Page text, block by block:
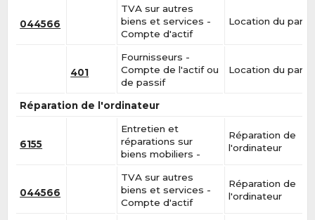
044566
TVA sur autres
biens et services -
Compte d'actif
Location du
401
Fournisseurs -
Compte de l'actif ou
de passif
Location du
Réparation de l'ordinateur
6155
Entretien et
réparations sur
biens mobiliers -
Réparation de
l'ordinateur
044566
TVA sur autres
biens et services -
Compte d'actif
Réparation de
l'ordinateur